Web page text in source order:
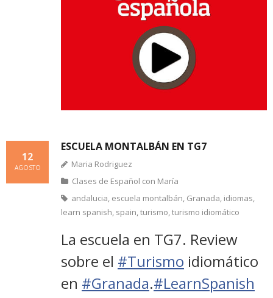
ESCUELA MONTALBÁN EN TG7
12
AGOSTO
Maria Rodriguez
Clases de Español con María
andalucia, escuela montalbán, Granada, idiomas,
learn spanish, spain,turismo,turismo idiomático
La escuela en TG7. Review
sobre el #Turismo idiomático
en #Granada.#LearnSpanish